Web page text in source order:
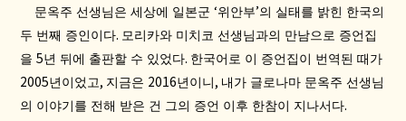
문옥주 선생님은 세상에 일본군‘위안부’의 실태를 밝힌 한국의
두 번째 증인이다. 모리카와 미치코 선생님과의 만남으로 증언집
을5년 뒤에 출판할 수 있었다. 한국어로 이 증언집이 번역된 때가
2005년이었고 , 지금은 2016년이니 , 내가 글로나마 문옥주 선생님
의 이야기를 전해 받은 건 그의 증언 이후 한참이 지나서다.